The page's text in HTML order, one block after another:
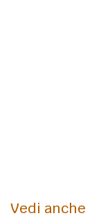
Vedi anche